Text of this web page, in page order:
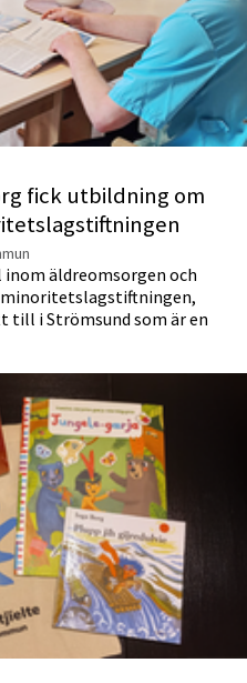
fick utbildning om
äldreomsorgen och
till i Strömsund som är en